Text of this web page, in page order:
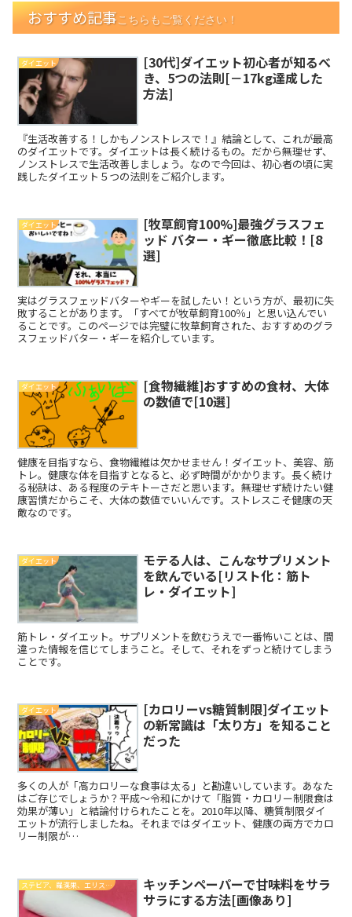
おすすめ記事こちらもご覧ください！
ダイエット
[30代]ダイエット初心者が知るべ
き、5つの法則[－17kg達成した
方法]
『生活改善する！しかもノンストレスで！』結論として、これが最高
のダイエットです。ダイエットは長く続けるもの。だから無理せず、
ノンストレスで生活改善しましょう。なので今回は、初心者の頃に実
践したダイエット５つの法則をご紹介します。
ダイエット
[牧草飼育100%]最強グラスフェ
ッド バター・ギー徹底比較！[8
選]
実はグラスフェッドバターやギーを試したい！という方が、最初に失
敗することがあります。「すべてが牧草飼育100％」と思い込んでい
ることです。このページでは完璧に牧草飼育された、おすすめのグラ
スフェッドバター・ギーを紹介しています。
ダイエット
[食物繊維]おすすめの食材、大体
の数値で[10選]
健康を目指すなら、食物繊維は欠かせません！ダイエット、美容、筋
トレ。健康な体を目指すとなると、必ず時間がかかります。長く続け
る秘訣は、ある程度のテキトーさだと思います。無理せず続けたい健
康習慣だからこそ、大体の数値でいいんです。ストレスこそ健康の天
敵なのです。
ダイエット
モテる人は、こんなサプリメント
を飲んでいる[リスト化：筋ト
レ・ダイエット]
筋トレ・ダイエット。サプリメントを飲むうえで一番怖いことは、間
違った情報を信じてしまうこと。そして、それをずっと続けてしまう
ことです。
ダイエット
[カロリーvs糖質制限]ダイエット
の新常識は「太り方」を知ること
だった
多くの人が「高カロリーな食事は太る」と勘違いしています。あなた
はご存じでしょうか？平成～令和にかけて「脂質・カロリー制限食は
効果が薄い」と結論付けられたことを。2010年以降、糖質制限ダイ
エットが流行しましたね。それまではダイエット、健康の両方でカロ
リー制限が…
ステビア、羅漢果、エリスリトール
キッチンペーパーで甘味料をサラ
サラにする方法[画像あり]